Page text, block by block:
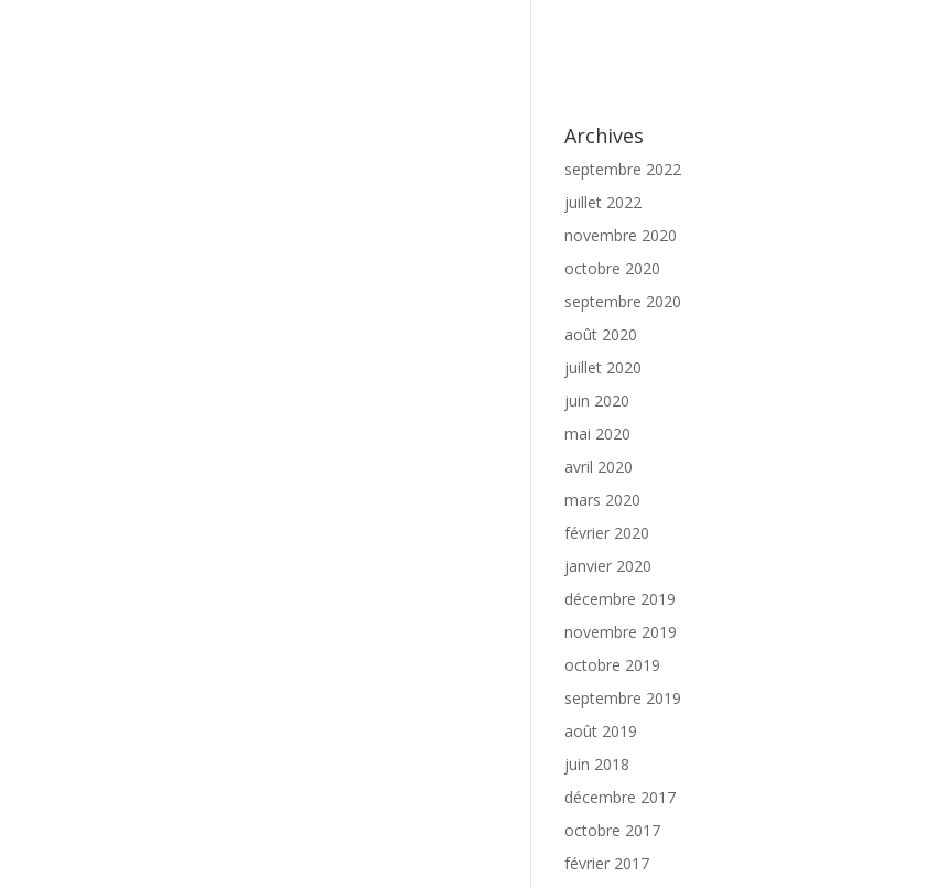
Archives
septembre 2022
juillet 2022
novembre 2020
octobre 2020
septembre 2020
août 2020
juillet 2020
juin 2020
mai 2020
avril 2020
mars 2020
février 2020
janvier 2020
décembre 2019
novembre 2019
octobre 2019
septembre 2019
août 2019
juin 2018
décembre 2017
octobre 2017
février 2017